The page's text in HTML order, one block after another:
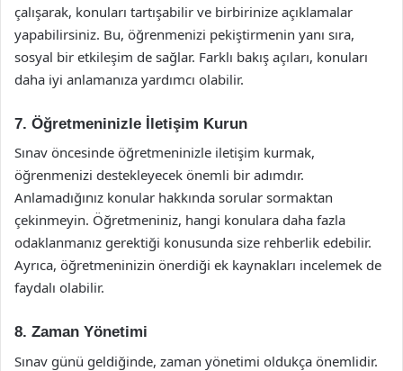
çalışarak, konuları tartışabilir ve birbirinize açıklamalar
yapabilirsiniz. Bu, öğrenmenizi pekiştirmenin yanı sıra,
sosyal bir etkileşim de sağlar. Farklı bakış açıları, konuları
daha iyi anlamanıza yardımcı olabilir.
7. Öğretmeninizle İletişim Kurun
Sınav öncesinde öğretmeninizle iletişim kurmak,
öğrenmenizi destekleyecek önemli bir adımdır.
Anlamadığınız konular hakkında sorular sormaktan
çekinmeyin. Öğretmeniniz, hangi konulara daha fazla
odaklanmanız gerektiği konusunda size rehberlik edebilir.
Ayrıca, öğretmeninizin önerdiği ek kaynakları incelemek de
faydalı olabilir.
8. Zaman Yönetimi
Sınav günü geldiğinde, zaman yönetimi oldukça önemlidir.